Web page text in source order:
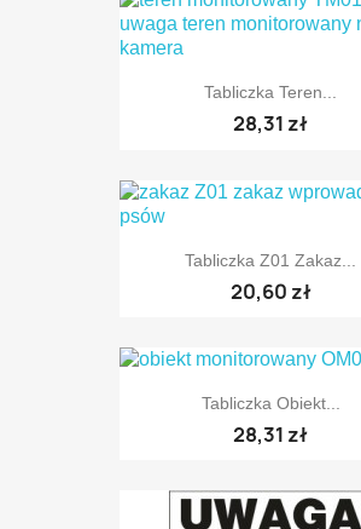
Tabliczka Teren...
28,31 zł
Tabliczka Z01 Zakaz...
20,60 zł
Tabliczka Obiekt...
28,31 zł